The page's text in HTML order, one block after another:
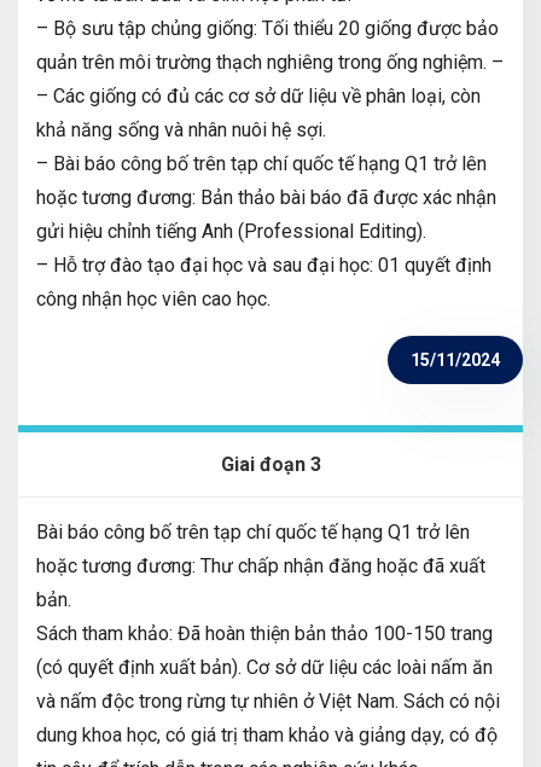
– Bộ sưu tập chủng giống: Tối thiểu 20 giống được bảo
quản trên môi trường thạch nghiêng trong ống nghiệm. –
– Các giống có đủ các cơ sở dữ liệu về phân loại, còn
khả năng sống và nhân nuôi hệ sợi.
– Bài báo công bố trên tạp chí quốc tế hạng Q1 trở lên
hoặc tương đương: Bản thảo bài báo đã được xác nhận
gửi hiệu chỉnh tiếng Anh (Professional Editing).
– Hỗ trợ đào tạo đại học và sau đại học: 01 quyết định
công nhận học viên cao học.
15/11/2024
Giai đoạn 3
Bài báo công bố trên tạp chí quốc tế hạng Q1 trở lên
hoặc tương đương: Thư chấp nhận đăng hoặc đã xuất
bản.
Sách tham khảo: Đã hoàn thiện bản thảo 100-150 trang
(có quyết định xuất bản). Cơ sở dữ liệu các loài nấm ăn
và nấm độc trong rừng tự nhiên ở Việt Nam. Sách có nội
dung khoa học, có giá trị tham khảo và giảng dạy, có độ